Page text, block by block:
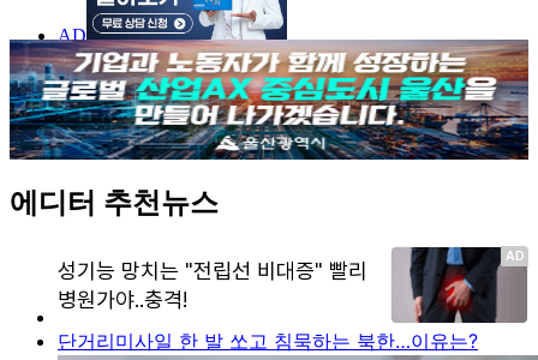
에디터 추천뉴스
단거리미사일 한 발 쏘고 침묵하는 북한…이유는?